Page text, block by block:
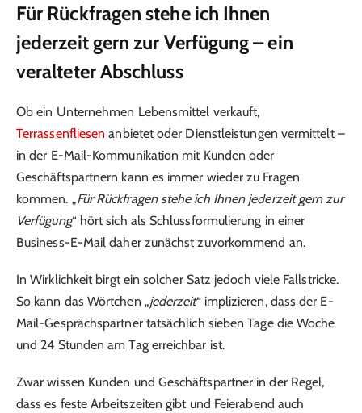
Für Rückfragen stehe ich Ihnen
jederzeit gern zur Verfügung – ein
veralteter Abschluss
Ob ein Unternehmen Lebensmittel verkauft,
Terrassenfliesen anbietet oder Dienstleistungen vermittelt –
in der E-Mail-Kommunikation mit Kunden oder
Geschäftspartnern kann es immer wieder zu Fragen
kommen. „Für Rückfragen stehe ich Ihnen jederzeit gern zur
Verfügung“ hört sich als Schlussformulierung in einer
Business-E-Mail daher zunächst zuvorkommend an.
In Wirklichkeit birgt ein solcher Satz jedoch viele Fallstricke.
So kann das Wörtchen „jederzeit“ implizieren, dass der E-
Mail-Gesprächspartner tatsächlich sieben Tage die Woche
und 24 Stunden am Tag erreichbar ist.
Zwar wissen Kunden und Geschäftspartner in der Regel,
dass es feste Arbeitszeiten gibt und Feierabend auch